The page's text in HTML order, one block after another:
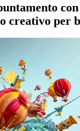
creativo per